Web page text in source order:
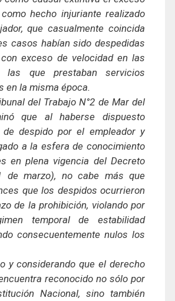
hecho injuriante realizado
que casualmente coincida
casos habían sido despedidas
exceso de velocidad en las
las que prestaban servicios
en la misma época.
del Trabajo N°2 de Mar del
que al haberse dispuesto
despido por el empleador y
a la esfera de conocimiento
en plena vigencia del Decreto
de marzo), no cabe más que
que los despidos ocurrieron
de la prohibición, violando por
temporal de estabilidad
consecuentemente nulos los
y considerando que el derecho
reconocido no sólo por
Nacional, sino también